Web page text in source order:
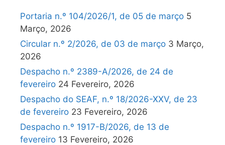
Portaria n.º 104/2026/1, de 05 de março 5
Março, 2026
Circular n.º 2/2026, de 03 de março 3 Março,
2026
Despacho n.º 2389-A/2026, de 24 de
fevereiro 24 Fevereiro, 2026
Despacho do SEAF, n.º 18/2026-XXV, de 23
de fevereiro 23 Fevereiro, 2026
Despacho n.º 1917-B/2026, de 13 de
fevereiro 13 Fevereiro, 2026